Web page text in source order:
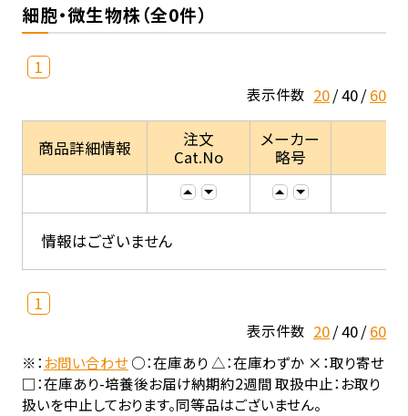
細胞・微生物株（全0件）
1
表示件数 20 40 60
商品詳細情報
注文
Cat.No
メーカー
略号
情報はございません
1
表示件数 20 40 60
※：お問い合わせ○：在庫あり △：在庫わずか ×：取り寄せ
□：在庫あり-培養後お届け納期約2週間 取扱中止：お取り
扱いを中止しております。同等品はございません。